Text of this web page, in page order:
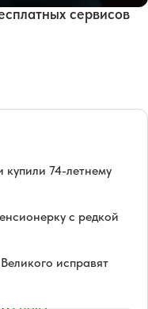
сервисов
купили 74-летнему
с редкой
исправят